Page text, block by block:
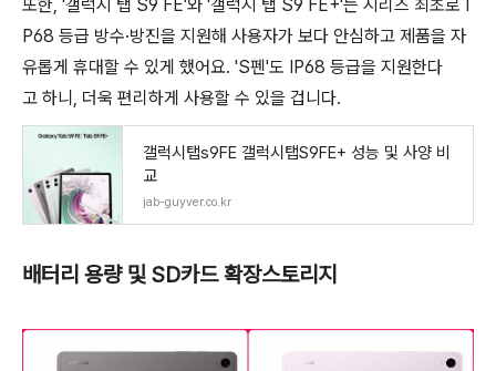
또한, '갤럭시 탭 S9 FE'와 '갤럭시 탭 S9 FE+'는 시리즈 최초로 I
P68 등급 방수·방진을 지원해 사용자가 보다 안심하고 제품을 자
유롭게 휴대할 수 있게 했어요. 'S펜'도 IP68 등급을 지원한다
고 하니, 더욱 편리하게 사용할 수 있을 겁니다.
갤럭시탭s9FE 갤럭시탭S9FE+ 성능 및 사양 비
교
jab-guyver.co.kr
배터리 용량 및 SD카드 확장스토리지